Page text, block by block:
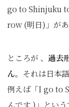
go to Shinjuku
row (明日)」があ
ところが 、 過去
ん。それは日本
例えば「I go to